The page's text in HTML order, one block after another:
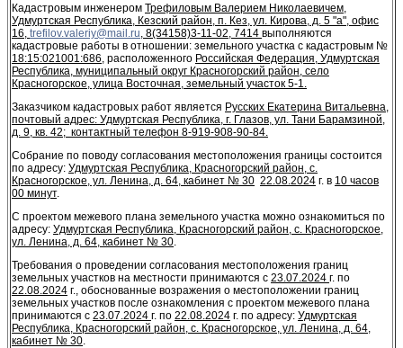
Кадастровым инженером Трефиловым Валерием Николаевичем,
Удмуртская Республика, Кезский район, п. Кез, ул. Кирова, д. 5 "а", офис
16, trefilov.valeriy@mail.ru, 8(34158)3-11-02, 7414 выполняются
кадастровые работы в отношении: земельного участка с кадастровым №
18:15:021001:686, расположенного Российская Федерация, Удмуртская
Республика, муниципальный округ Красногорский район, село
Красногорское, улица Восточная, земельный участок 5-1.
Заказчиком кадастровых работ является Русских Екатерина Витальевна,
почтовый адрес: Удмуртская Республика, г. Глазов, ул. Тани Барамзиной,
д. 9, кв. 42; контактный телефон 8-919-908-90-84.
Собрание по поводу согласования местоположения границы состоится
по адресу: Удмуртская Республика, Красногорский район, с.
Красногорское, ул. Ленина, д. 64, кабинет № 30 22.08.2024 г. в 10 часов
00 минут.
С проектом межевого плана земельного участка можно ознакомиться по
адресу: Удмуртская Республика, Красногорский район, с. Красногорское,
ул. Ленина, д. 64, кабинет № 30.
Требования о проведении согласования местоположения границ
земельных участков на местности принимаются с 23.07.2024 г. по
22.08.2024 г., обоснованные возражения о местоположении границ
земельных участков после ознакомления с проектом межевого плана
принимаются с 23.07.2024 г. по 22.08.2024 г. по адресу: Удмуртская
Республика, Красногорский район, с. Красногорское, ул. Ленина, д. 64,
кабинет № 30.